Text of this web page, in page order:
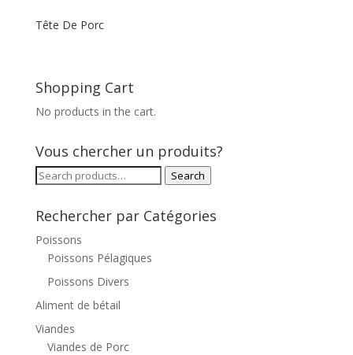
Tête De Porc
Shopping Cart
No products in the cart.
Vous chercher un produits?
Search
Search
Rechercher par Catégories
Poissons
Poissons Pélagiques
Poissons Divers
Aliment de bétail
Viandes
Viandes de Porc